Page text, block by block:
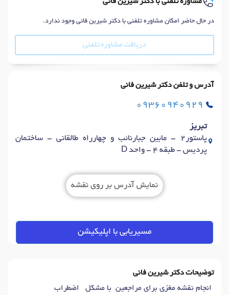
مشاوره تلفنی با دکتر شیرین فانی
در حال حاضر امکان مشاوره تلفنی با دکتر شیرین فانی وجود ندارد.
دریافت مشاوره تلفنی
آدرس و تلفن دکتر شیرین فانی
09360940929
تبریز
پاستور2 - مابین جبارنائب و چهارراه طالقانی - ساختمان
پردیس - طبقه 4 - واحد D
نمایش آدرس بر روی نقشه
مسیریابی با اپلیکیشن
توضیحات دکتر شیرین فانی
انجام نقشه مغزی برای مراجعین با مشکل اضطراب